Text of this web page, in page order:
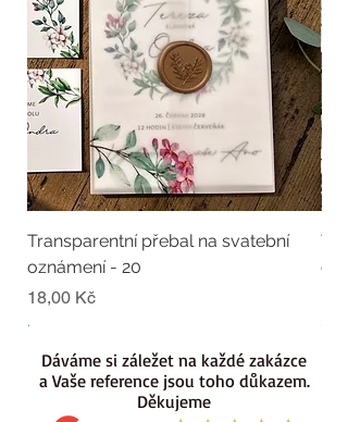
Transparentní přebal na svatební
oznámení - 20
Cena
18,00 Kč
.
Dáváme si záležet na každé zakázce
a Vaše reference jsou toho důkazem.
Děkujeme